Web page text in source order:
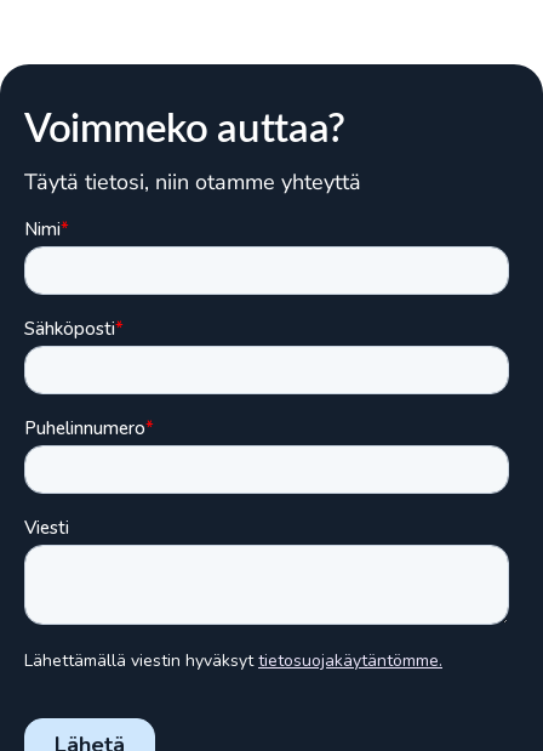
Voimmeko auttaa?
Täytä tietosi, niin otamme yhteyttä